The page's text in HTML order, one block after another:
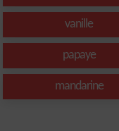
vanille
papaye
mandarine